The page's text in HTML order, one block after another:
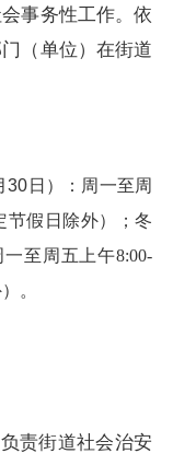
事务性工作。依
（单位）在街道
日）：周一至周
节假日除外）； 冬
至周五 上午8:00-
。
责街道社会治安